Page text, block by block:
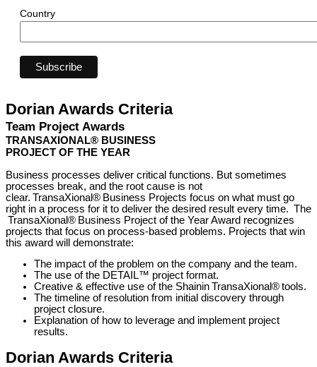
Country
Dorian Awards Criteria
Team Project Awards
TRANSAXIONAL® BUSINESS
PROJECT OF THE YEAR
Business processes deliver critical functions. But sometimes
processes break, and the root cause is not
clear. TransaXional® Business Projects focus on what must go
right in a process for it to deliver the desired result every time. The
TransaXional® Business Project of the Year Award recognizes
projects that focus on process-based problems. Projects that win
this award will demonstrate:
The impact of the problem on the company and the team.
The use of the DETAIL™ project format.
Creative & effective use of the Shainin TransaXional® tools.
The timeline of resolution from initial discovery through
project closure.
Explanation of how to leverage and implement project
results.
Dorian Awards Criteria